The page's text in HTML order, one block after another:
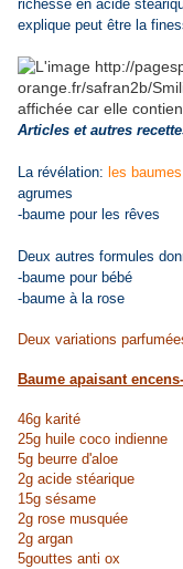
richesse en acide
explique peut être la
Articles et autres
La révélation: les
agrumes
-baume pour les rêves
Deux autres formules
-baume pour bébé
-baume à la rose
Deux variations
Baume apaisant
46g karité
25g huile coco indienne
5g beurre d'aloe
2g acide stéarique
15g sésame
2g rose musquée
2g argan
5gouttes anti ox